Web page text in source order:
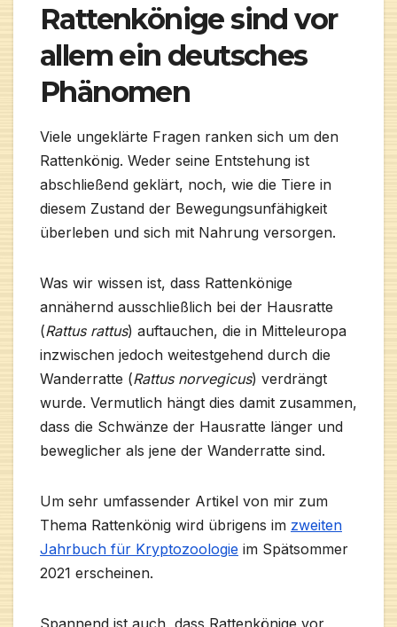
Rattenkönige sind vor
allem ein deutsches
Phänomen
Viele ungeklärte Fragen ranken sich um den
Rattenkönig. Weder seine Entstehung ist
abschließend geklärt, noch, wie die Tiere in
diesem Zustand der Bewegungsunfähigkeit
überleben und sich mit Nahrung versorgen.
Was wir wissen ist, dass Rattenkönige
annähernd ausschließlich bei der Hausratte
(Rattus rattus) auftauchen, die in Mitteleuropa
inzwischen jedoch weitestgehend durch die
Wanderratte (Rattus norvegicus) verdrängt
wurde. Vermutlich hängt dies damit zusammen,
dass die Schwänze der Hausratte länger und
beweglicher als jene der Wanderratte sind.
Um sehr umfassender Artikel von mir zum
Thema Rattenkönig wird übrigens im zweiten
Jahrbuch für Kryptozoologie im Spätsommer
2021 erscheinen.